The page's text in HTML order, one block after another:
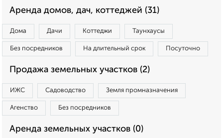
Аренда домов, дач, коттеджей (31)
Дома Дачи Коттеджи Таунхаусы
Без посредников На длительный срок Посуточно
Продажа земельных участков (2)
ИЖС Садоводство Земля промназначения
Агенство Без посредников
Аренда земельных участков (0)